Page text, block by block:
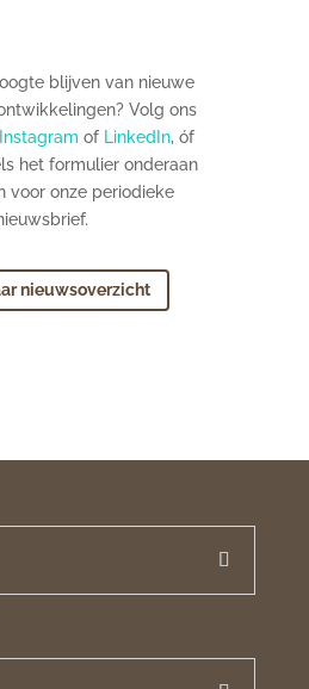
blijven van nieuwe
Volg ons
Instagram of LinkedIn, óf
het formulier onderaan
voor onze periodieke
nieuwsoverzicht